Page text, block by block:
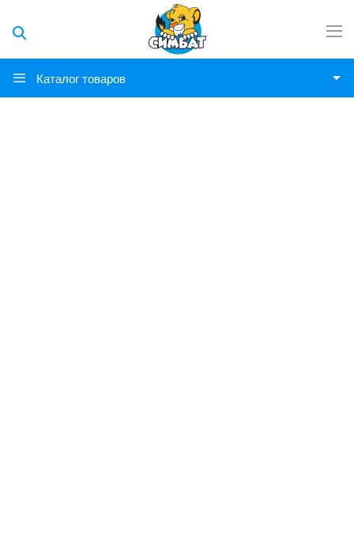
Каталог товаров